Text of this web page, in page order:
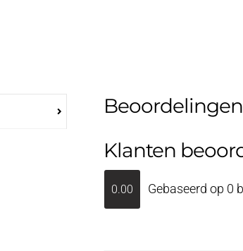
Beoordelingen
Klanten
0.00 Gebaseerd op 0